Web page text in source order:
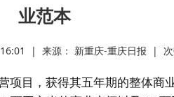
业范本
| 来源： 新重庆-重庆日报 | 次
项目，获得其五年期的整体商